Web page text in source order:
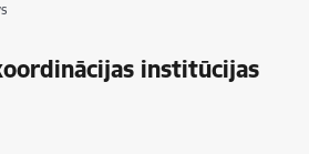
institūcijas